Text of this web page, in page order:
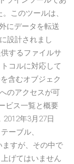
このツールは、
にデータを転送
設計されまし
するファイルサ
コルに対応して
含むオブジェク
のアクセスが可
ビス一覧と概要
年3月27日
ーブル、
ますが、その中で
げてはいません